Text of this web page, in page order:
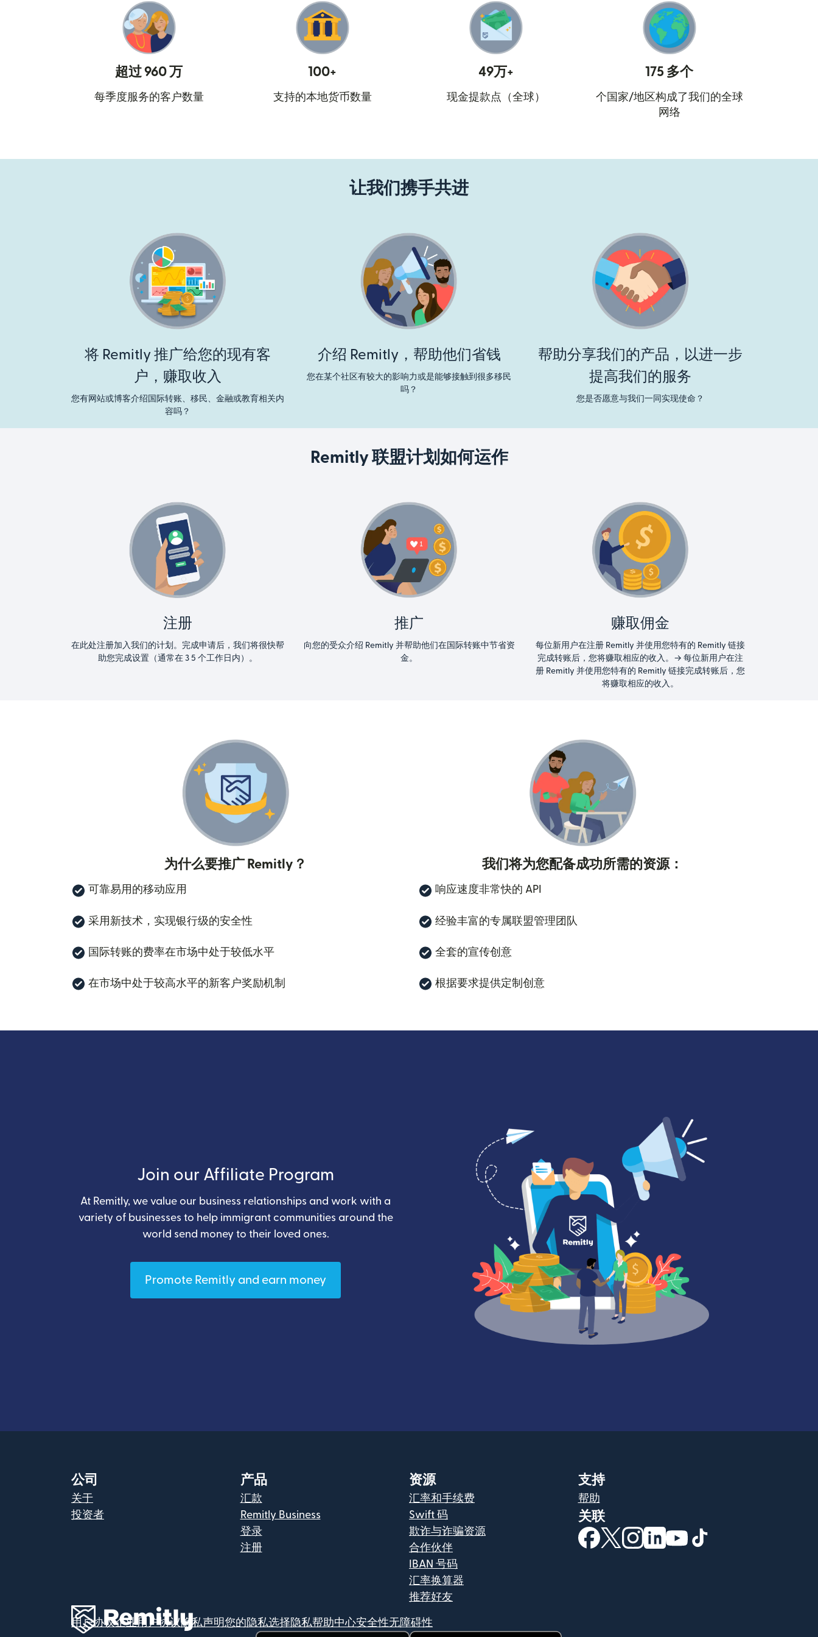
超过 960 万
每季度服务的客户数量
100+
支持的本地货币数量
49万+
现金提款点（全球）
175 多个
个国家/地区构成了我们的全球
网络
让我们携手共进
将 Remitly 推广给您的现有客
户，赚取收入
您有网站或博客介绍国际转账、移民、金融或教育相关内
容吗？
介绍 Remitly，帮助他们省钱
您在某个社区有较大的影响力或是能够接触到很多移民
吗？
帮助分享我们的产品，以进一步
提高我们的服务
您是否愿意与我们一同实现使命？
Remitly 联盟计划如何运作
注册
在此处注册加入我们的计划。完成申请后，我们将很快帮
助您完成设置（通常在 3 5 个工作日内）。
推广
向您的受众介绍 Remitly 并帮助他们在国际转账中节省资
金。
赚取佣金
每位新用户在注册 Remitly 并使用您特有的 Remitly 链接
完成转账后，您将赚取相应的收入。→ 每位新用户在注
册 Remitly 并使用您特有的 Remitly 链接完成转账后，您
将赚取相应的收入。
为什么要推广 Remitly？
可靠易用的移动应用
采用新技术，实现银行级的安全性
国际转账的费率在市场中处于较低水平
在市场中处于较高水平的新客户奖励机制
我们将为您配备成功所需的资源：
响应速度非常快的 API
经验丰富的专属联盟管理团队
全套的宣传创意
根据要求提供定制创意
Join our Affiliate Program
At Remitly, we value our business relationships and work with a
variety of businesses to help immigrant communities around the
world send money to their loved ones.
Promote Remitly and earn money
公司
关于
投资者
产品
汇款
Remitly Business
登录
注册
资源
汇率和手续费
Swift 码
欺诈与诈骗资源
合作伙伴
IBAN 号码
汇率换算器
推荐好友
支持
帮助
关联
（在新窗口中打开）
（在新窗口中打开）
（在新窗口中打开）
（在新窗口中打开）
（在新窗口中打开）
用户协议企业用户协议隐私声明您的隐私选择 隐私帮助中心安全性无障碍性